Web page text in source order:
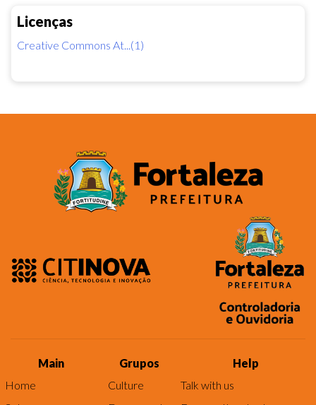
Licenças
Creative Commons At...(1)
Main
Home
Grupos
Culture
Help
Talk with us